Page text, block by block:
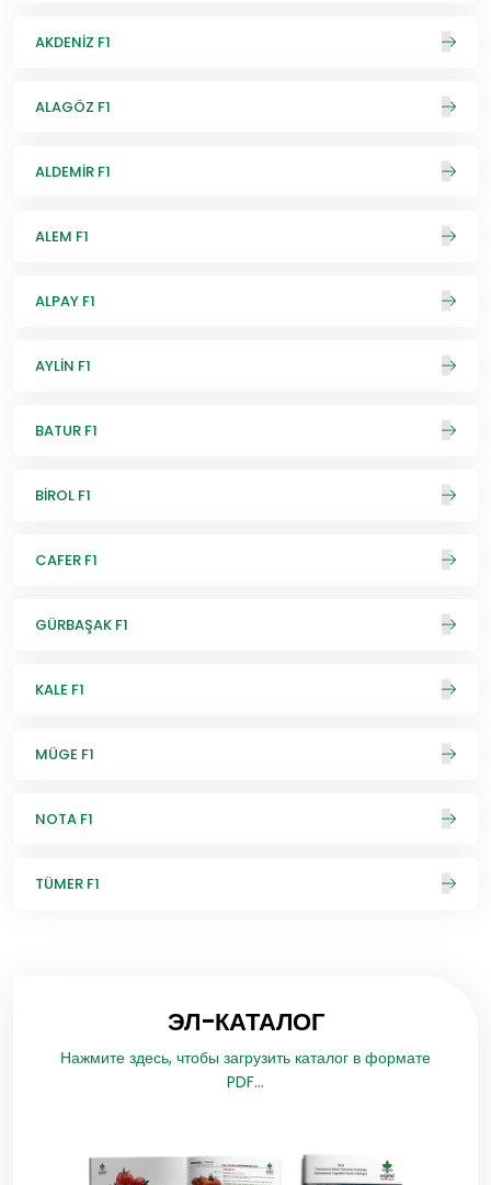
AKDENİZ F1
ALAGÖZ F1
ALDEMİR F1
ALEM F1
ALPAY F1
AYLİN F1
BATUR F1
BİROL F1
CAFER F1
GÜRBAŞAK F1
KALE F1
MÜGE F1
NOTA F1
TÜMER F1
ЭЛ-КАТАЛОГ
Нажмите здесь, чтобы загрузить каталог в формате
PDF...